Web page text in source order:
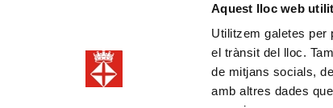
Aquest lloc web
Utilitzem galetes per
el trànsit del lloc.
de mitjans socials,
amb altres dades